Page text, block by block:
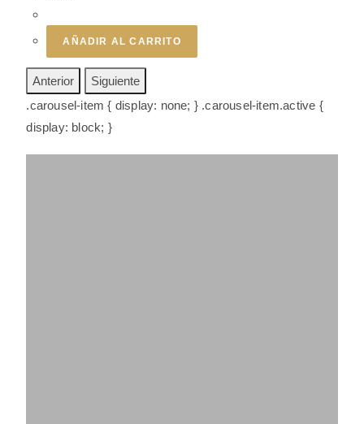
AÑADIR AL CARRITO
Anterior
Siguiente
.carousel-item { display: none; } .carousel-item.active {
display: block; }